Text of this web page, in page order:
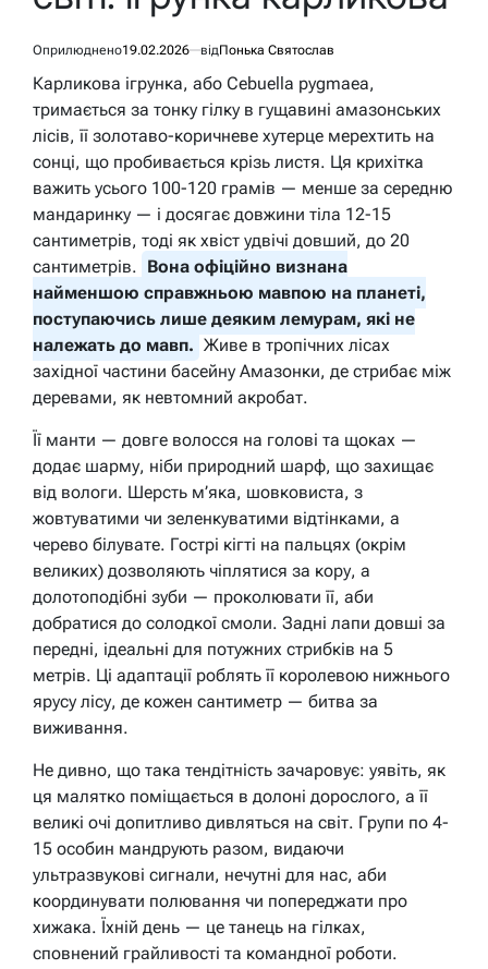
Оприлюднено19.02.2026 відПонька Святослав
Карликова ігрунка, або Cebuella pygmaea,
тримається за тонку гілку в гущавині амазонських
лісів, її золотаво-коричневе хутерце мерехтить на
сонці, що пробивається крізь листя. Ця крихітка
важить усього 100-120 грамів — менше за середню
мандаринку — і досягає довжини тіла 12-15
сантиметрів, тоді як хвіст удвічі довший, до 20
сантиметрів.
Вона офіційно визнана
найменшою справжньою мавпою на планеті,
поступаючись лише деяким лемурам, які не
належать до мавп. Живе в тропічних лісах
західної частини басейну Амазонки, де стрибає між
деревами, як невтомний акробат.
Її манти — довге волосся на голові та щоках —
додає шарму, ніби природний шарф, що захищає
від вологи. Шерсть м’яка, шовковиста, з
жовтуватими чи зеленкуватими відтінками, а
черево білувате. Гострі кігті на пальцях (окрім
великих) дозволяють чіплятися за кору, а
долотоподібні зуби — проколювати її, аби
добратися до солодкої смоли. Задні лапи довші за
передні, ідеальні для потужних стрибків на 5
метрів. Ці адаптації роблять її королевою нижнього
ярусу лісу, де кожен сантиметр — битва за
виживання.
Не дивно, що така тендітність зачаровує: уявіть, як
ця малятко поміщається в долоні дорослого, а її
великі очі допитливо дивляться на світ. Групи по 4-
15 особин мандрують разом, видаючи
ультразвукові сигнали, нечутні для нас, аби
координувати полювання чи попереджати про
хижака. Їхній день — це танець на гілках,
сповнений грайливості та командної роботи.